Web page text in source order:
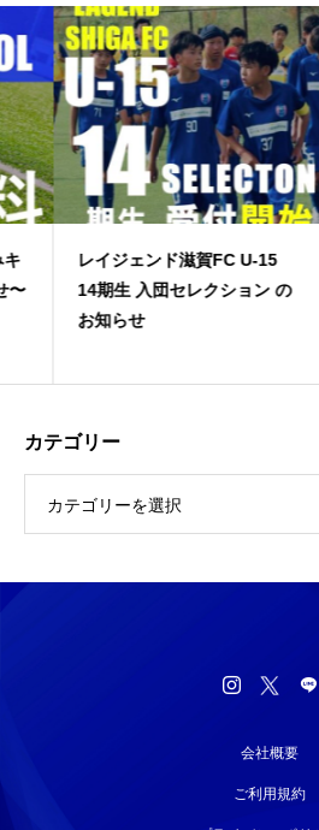
レイジェンド滋賀FC U-15
14期生 入団セレクション の
お知らせ
カテゴリー
カテゴリーを選択
会社概要
ご利用規約